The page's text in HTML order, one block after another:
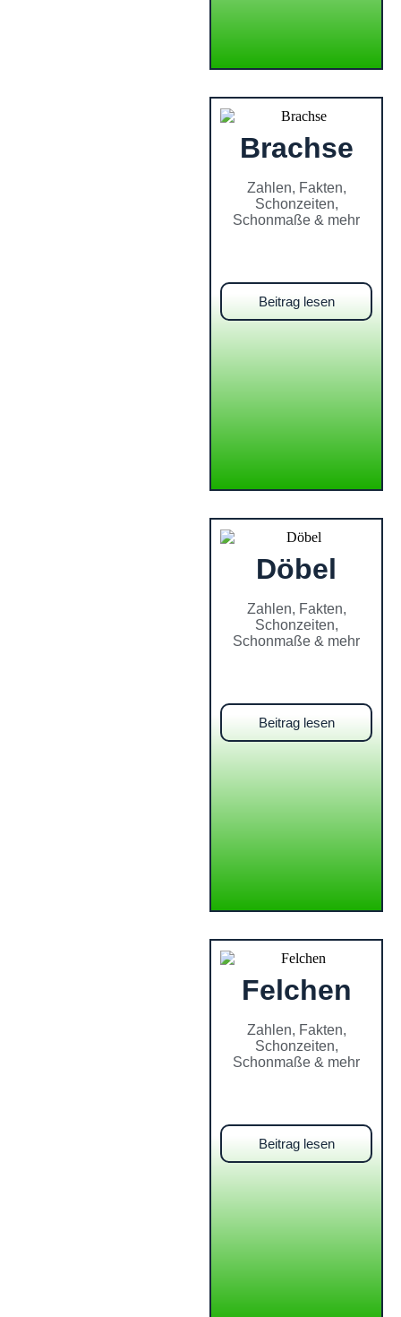
Brachse
Zahlen, Fakten,
Schonzeiten,
Schonmaße & mehr
Beitrag lesen
Döbel
Zahlen, Fakten,
Schonzeiten,
Schonmaße & mehr
Beitrag lesen
Felchen
Zahlen, Fakten,
Schonzeiten,
Schonmaße & mehr
Beitrag lesen